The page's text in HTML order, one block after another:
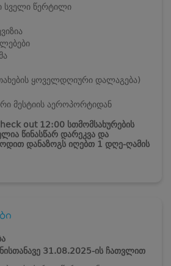
სველი წერტილი
ყოველდღიური დალაგება)
მესტიის აეროპორტიდან
out 12:00 სთმომსახურების
წინასწარ დარეკვა და
დანაზოგს იღებთ 1 დღე-ღამის
31.08.2025-ის ჩათვლით